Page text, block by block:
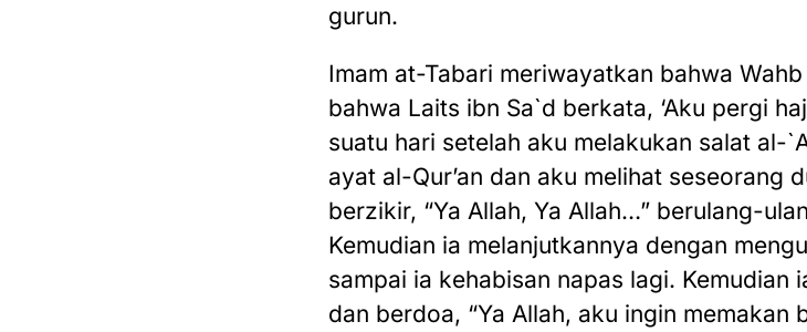
gurun.
Imam at-Tabari meriwayatkan bahwa
bahwa Laits ibn Sa`d berkata, ‘Aku pergi
suatu hari setelah aku melakukan salat al-
ayat al-Qur’an dan aku melihat seseorang
berzikir, “Ya Allah, Ya Allah…” berulang-
Kemudian ia melanjutkannya dengan
sampai ia kehabisan napas lagi. Kemudian
dan berdoa, “Ya Allah, aku ingin memakan